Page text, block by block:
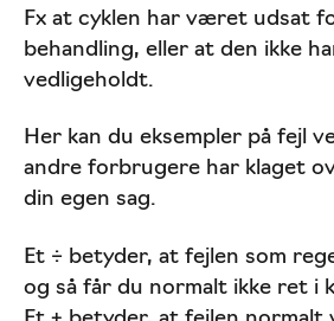
Fx at cyklen har været udsat
behandling, eller at den ikke
vedligeholdt.
Her kan du eksempler på fejl
andre forbrugere har klaget
din egen sag.
Et ÷ betyder, at fejlen som
og så får du normalt ikke ret i